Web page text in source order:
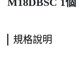
規格說明